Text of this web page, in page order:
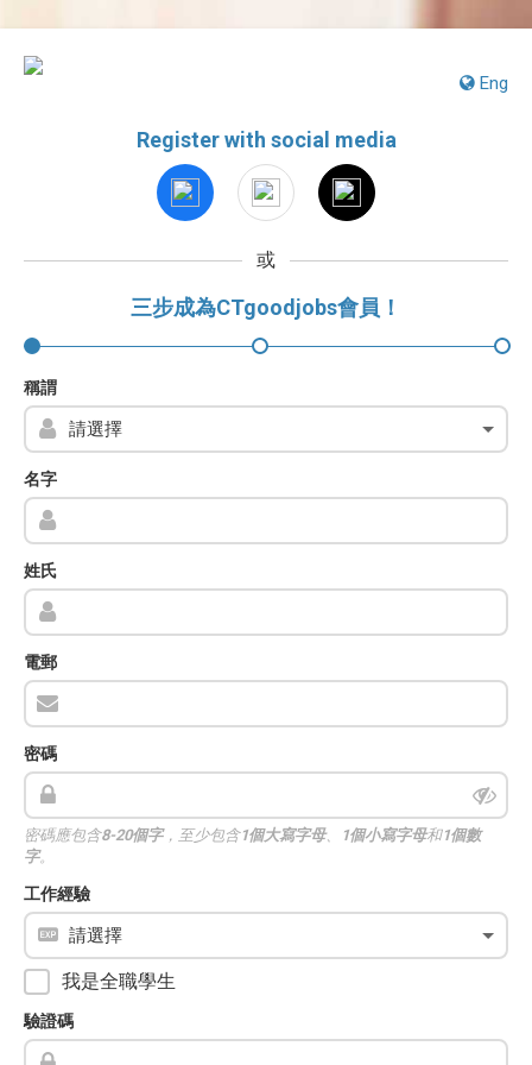
Eng
Register with social media
或
三步成為CTgoodjobs會員！
稱謂
名字
姓氏
電郵
密碼
密碼應包含8-20個字，至少包含1個大寫字母、 1個小寫字母和1個數
字。
工作經驗
我是全職學生
驗證碼